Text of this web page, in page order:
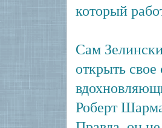
который
Сам
открыть свое
Роберт